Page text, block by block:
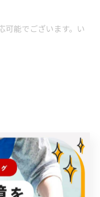
可能でございます。い